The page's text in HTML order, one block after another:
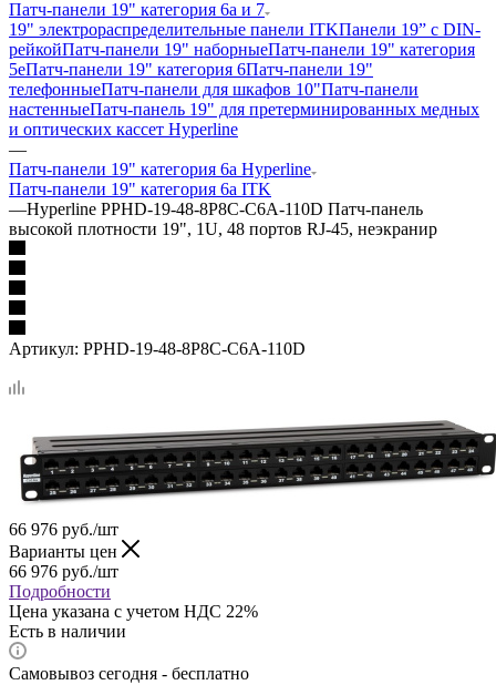
Патч-панели 19" категория 6a и 7
19" электрораспределительные панели ITKПанели 19” с DIN-
рейкойПатч-панели 19" наборныеПатч-панели 19" категория
5еПатч-панели 19" категория 6Патч-панели 19"
телефонныеПатч-панели для шкафов 10"Патч-панели
настенныеПатч-панель 19" для претерминированных медных
и оптических кассет Hyperline
—
Патч-панели 19" категория 6a Hyperline
Патч-панели 19" категория 6a ITK
—Hyperline PPHD-19-48-8P8C-C6A-110D Патч-панель
высокой плотности 19", 1U, 48 портов RJ-45, неэкранир
Артикул: PPHD-19-48-8P8C-C6A-110D
66 976 руб./шт
Варианты цен
66 976 руб./шт
Подробности
Цена указана с учетом НДС 22%
Есть в наличии
Самовывоз сегодня - бесплатно